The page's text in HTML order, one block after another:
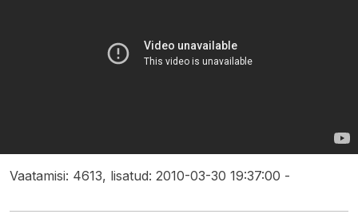
Vaatamisi: 4613, lisatud: 2010-03-30 19:37:00 -